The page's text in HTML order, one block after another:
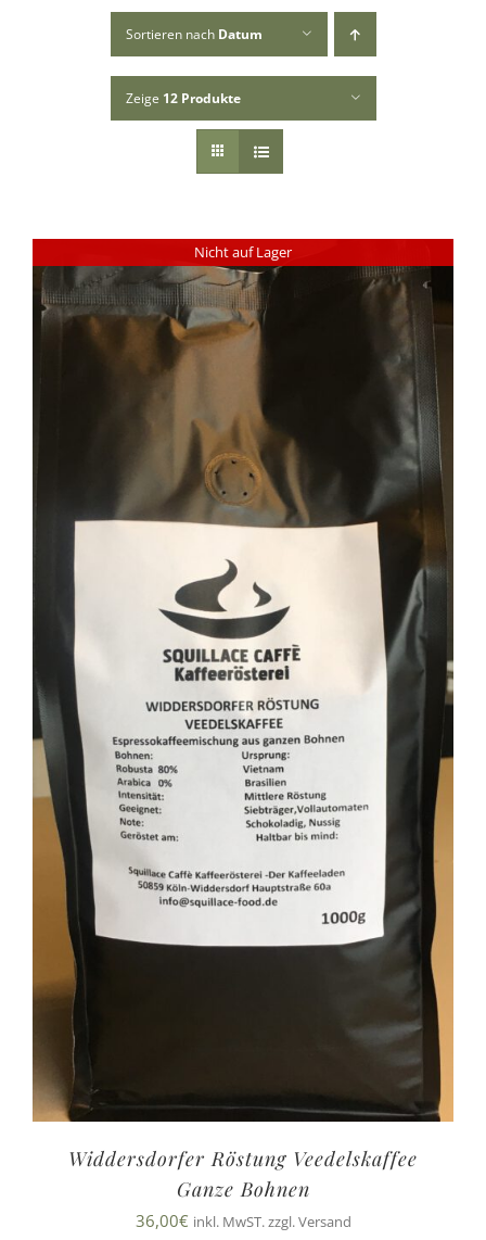
Sortieren nach Datum
Zeige 12 Produkte
Nicht auf Lager
Widdersdorfer Röstung Veedelskaffee
Ganze Bohnen
36,00€ inkl. MwST. zzgl. Versand